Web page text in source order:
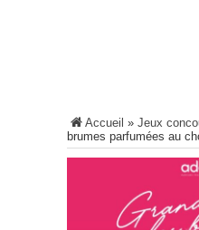
Accueil » Jeux
brumes parfumées au